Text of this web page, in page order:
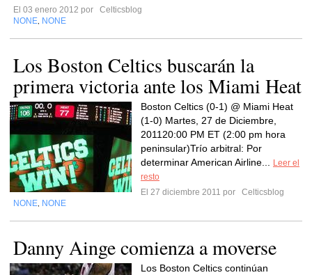
El 03 enero 2012 por
Celticsblog
NONE NONE
Los Boston Celtics buscarán la
primera victoria ante los Miami Heat
Boston Celtics (0-1) @ Miami Heat
(1-0) Martes, 27 de Diciembre,
201120:00 PM ET (2:00 pm hora
peninsular)Trío arbitral: Por
determinar American Airline...
Leer el
resto
El 27 diciembre 2011 por
Celticsblog
NONE NONE
Danny Ainge comienza a moverse
Los Boston Celtics continúan